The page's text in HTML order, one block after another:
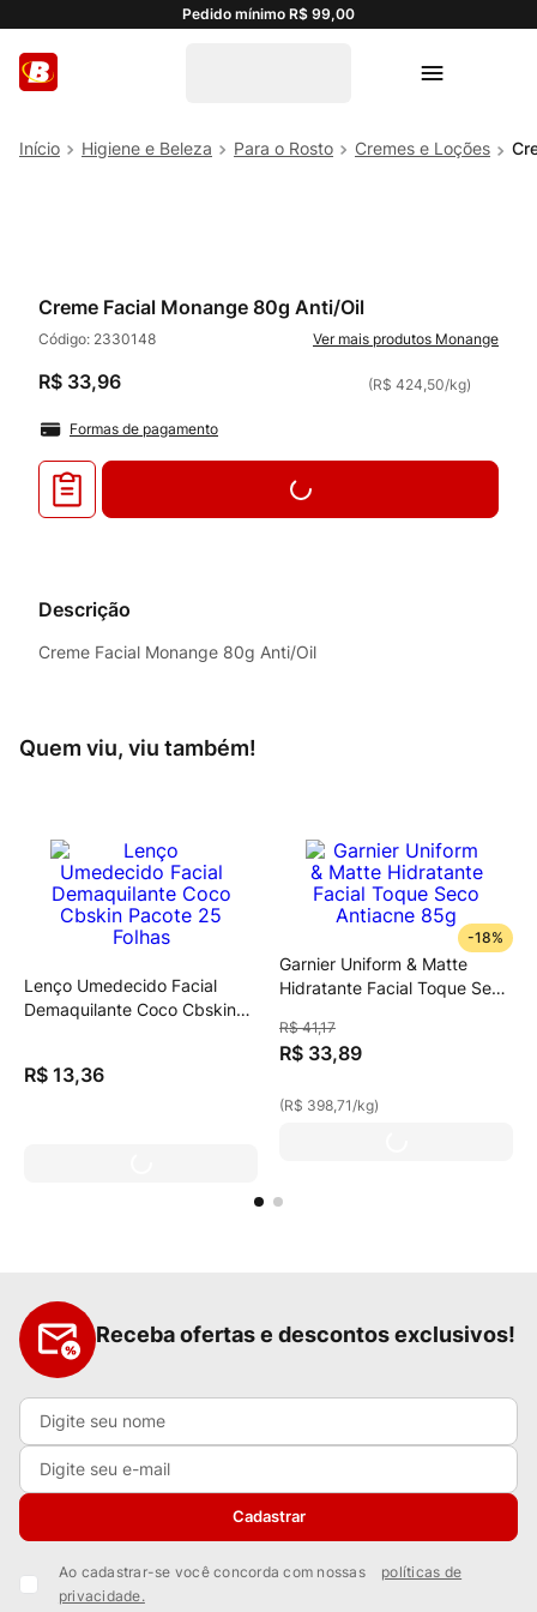
Pedido mínimo R$ 99,00
Higiene e Beleza Para o Rosto Cremes e Loções
Creme Facial Monange 80g Anti/Oil
Código: 2330148 Monange
R$ 33,96 (R$ 424,50/kg)
Formas de pagamento
Descrição
Creme Facial Monange 80g Anti/Oil
Quem viu, viu também!
Lenço Umedecido Facial
Demaquilante Coco Cbskin
R$ 13,36
-18%
Garnier Uniform & Matte
Hidratante Facial Toque Seco
R$ 41,17
R$ 33,89
(R$ 398,71/kg)
Receba ofertas e descontos exclusivos!
Cadastrar
Ao cadastrar-se você concorda com nossas
políticas de
privacidade.